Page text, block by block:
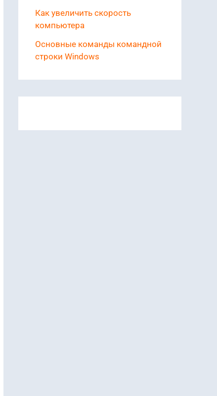
Как увеличить скорость
компьютера
Основные команды командной
строки Windows